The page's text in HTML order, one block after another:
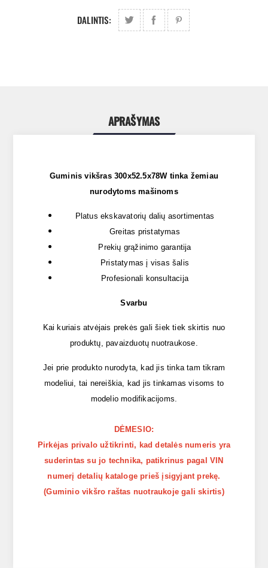
DALINTIS:
APRAŠYMAS
Guminis vikšras 300x52.5x78W tinka žemiau
nurodytoms mašinoms
Platus ekskavatorių dalių asortimentas
Greitas pristatymas
Prekių grąžinimo garantija
Pristatymas į visas šalis
Profesionali konsultacija
Svarbu
Kai kuriais atvėjais prekės gali šiek tiek skirtis nuo
produktų, pavaizduotų nuotraukose.
Jei prie produkto nurodyta, kad jis tinka tam tikram
modeliui, tai nereiškia, kad jis tinkamas visoms to
modelio modifikacijoms.
DĖMESIO:
Pirkėjas privalo užtikrinti, kad detalės numeris yra
suderintas su jo technika, patikrinus pagal VIN
numerį detalių kataloge prieš įsigyjant prekę.
(Guminio vikšro raštas nuotraukoje gali skirtis)